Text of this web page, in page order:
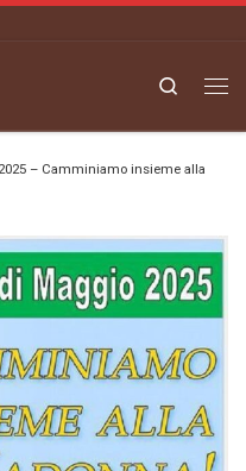
Search
2025 – Camminiamo insieme alla